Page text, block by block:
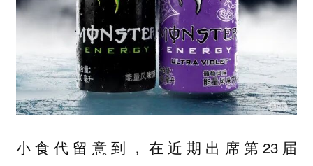
小食代留意到，在近期出席第23届